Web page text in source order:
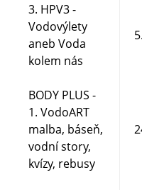
3. HPV3 -
Vodovýlety
aneb Voda
kolem nás
Vodojemy a ZOO.
BP za včasnost.
BODY PLUS -
1. VodoART
malba, báseň,
vodní story,
kvízy, rebusy